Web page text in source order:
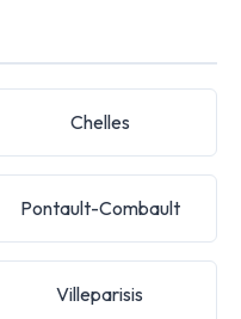
Chelles
Pontault-Combault
Villeparisis